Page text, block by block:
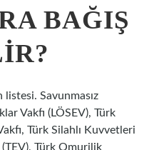
BAĞIŞ
listesi. Savunmasız
Vakfı (LÖSEV), Türk
Türk Silahlı Kuvvetleri
(TEV), Türk Omurilik